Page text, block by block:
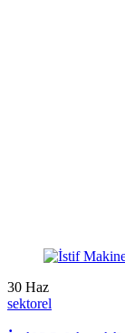
30 Haz
sektorel